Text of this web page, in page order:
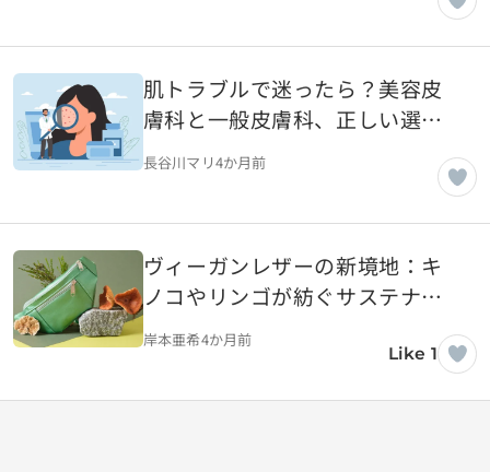
肌トラブルで迷ったら？美容皮
膚科と一般皮膚科、正しい選び
方
長谷川マリ4か月前
ヴィーガンレザーの新境地：キ
ノコやリンゴが紡ぐサステナブ
ルな高級感
岸本亜希4か月前
Like 1